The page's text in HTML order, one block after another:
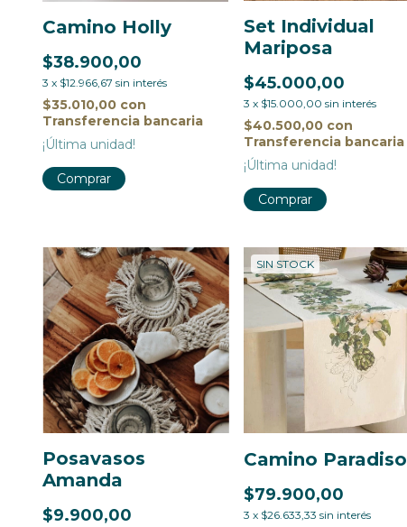
Camino Holly
$38.900,00
3 x $12.966,67 sin interés
$35.010,00 con
Transferencia bancaria
¡Última unidad!
Set Individual
Mariposa
$45.000,00
3 x $15.000,00 sin interés
$40.500,00 con
Transferencia bancaria
¡Última unidad!
Posavasos
Amanda
$9.900,00
SIN STOCK
Camino Paradiso
$79.900,00
3 x $26.633,33 sin interés